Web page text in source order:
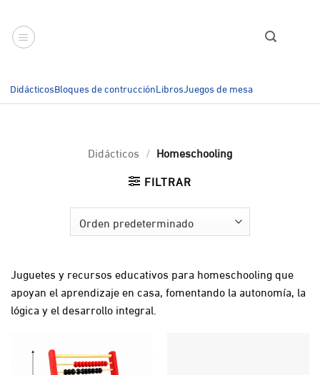
contenido
DidácticosBloques de contrucciónLibrosJuegos de mesa
Didácticos / Homeschooling
FILTRAR
Juguetes y recursos educativos para homeschooling que
apoyan el aprendizaje en casa, fomentando la autonomía, la
lógica y el desarrollo integral.